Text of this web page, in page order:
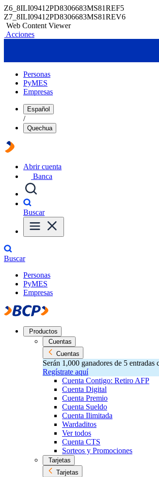
Z6_8ILI09412PD8306683MS81REF5
Z7_8ILI09412PD8306683MS81REV6
Web Content Viewer
Acciones
Personas
PyMES
Empresas
Español
/
Quechua
Abrir cuenta
Banca
Buscar
Buscar
Personas
PyMES
Empresas
Productos
Cuentas
Cuentas
Serán 1,000 ganadores de 5 entradas
Regístrate aquí
Cuenta Contigo: Retiro AFP
Cuenta Digital
Cuenta Premio
Cuenta Sueldo
Cuenta Ilimitada
Wardaditos
Ver todos
Cuenta CTS
Sorteos y Promociones
Tarjetas
Tarjetas